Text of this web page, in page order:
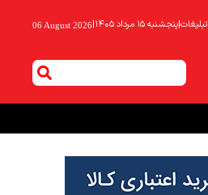
تبلیغات|پنجشنبه ۱۵ مرداد ۱۴۰۵ |
06 August 2026